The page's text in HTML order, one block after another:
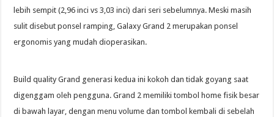
lebih sempit (2,96 inci vs 3,03 inci) dari seri sebelumnya. Meski masih
sulit disebut ponsel ramping, Galaxy Grand 2 merupakan ponsel
ergonomis yang mudah dioperasikan.
Build quality Grand generasi kedua ini kokoh dan tidak goyang saat
digenggam oleh pengguna. Grand 2 memiliki tombol home fisik besar
di bawah layar, dengan menu volume dan tombol kembali di sebelah